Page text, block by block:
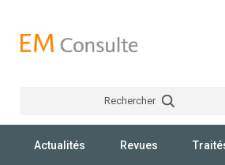
Rechercher
Actualités Revues